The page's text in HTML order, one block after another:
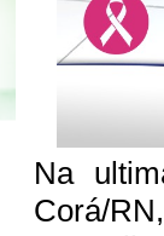
Na
Corá/